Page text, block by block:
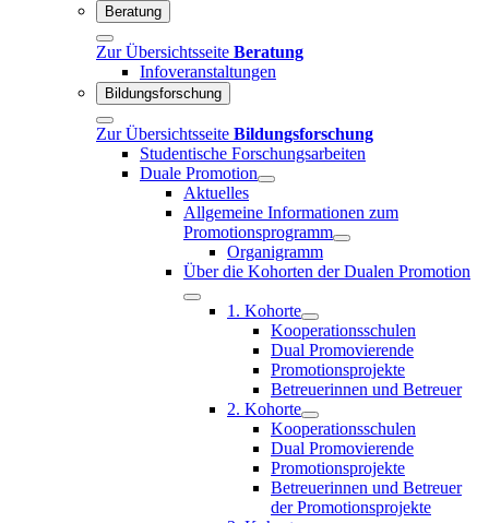
Beratung
Zur Übersichtsseite Beratung
Infoveranstaltungen
Bildungsforschung
Zur Übersichtsseite Bildungsforschung
Studentische Forschungsarbeiten
Duale Promotion
Aktuelles
Allgemeine Informationen zum
Promotionsprogramm
Organigramm
Über die Kohorten der Dualen Promotion
1. Kohorte
Kooperationsschulen
Dual Promovierende
Promotionsprojekte
Betreuerinnen und Betreuer
2. Kohorte
Kooperationsschulen
Dual Promovierende
Promotionsprojekte
Betreuerinnen und Betreuer
der Promotionsprojekte